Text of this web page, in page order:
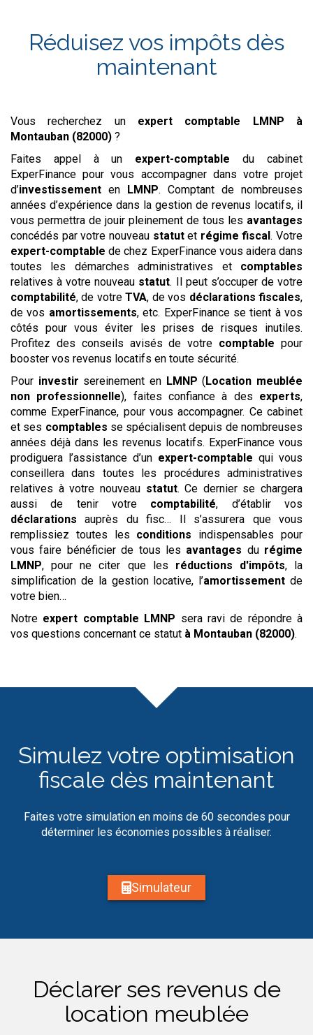
Réduisez vos impôts dès
maintenant
Vous recherchez un expert comptable LMNP
à
Montauban (82000) ?
Faites appel à un expert-comptable du cabinet
ExperFinance pour vous accompagner dans votre projet
d’investissement en LMNP. Comptant de nombreuses
années d’expérience dans la gestion de revenus locatifs, il
vous permettra de jouir pleinement de tous les avantages
concédés par votre nouveau statutet régime fiscal. Votre
expert-comptable de chez ExperFinance vous aidera dans
toutes les démarches administratives et comptables
relatives à votre nouveau statut. Il peut s’occuper de votre
comptabilité, de votreTVA, de vos déclarations fiscales,
de vos amortissements, etc. ExperFinance se tient à vos
côtés pour vous éviter les prises de risques inutiles.
Profitez des conseils avisés de votre comptable pour
booster vos revenus locatifs en toute sécurité.
Pour investir sereinement en LMNP (Location meublée
non professionnelle), faites confiance à des experts,
comme ExperFinance, pour vous accompagner. Ce cabinet
et ses comptables se spécialisent depuis de nombreuses
années déjà dans les revenus locatifs. ExperFinance vous
prodiguera l’assistance d’un expert-comptable qui vous
conseillera dans toutes les procédures administratives
relatives à votre nouveau statut. Ce dernier se chargera
aussi de tenir votre comptabilité, d’établir vos
déclarations auprès du fisc… Il s’assurera que vous
remplissiez toutes les conditions indispensables pour
vous faire bénéficier de tous les avantages du régime
LMNP, pour ne citer que les réductions d'impôts, la
simplification de la gestion locative, l’amortissement de
votre bien…
Notre expert comptable LMNP sera ravi de répondre à
vos questions concernant ce statut à Montauban (82000).
Simulez votre optimisation
fiscale dès maintenant
Faites votre simulation en moins de 60 secondes pour
déterminer les économies possibles à réaliser.
Simulateur
Déclarer ses revenus de
location meublée